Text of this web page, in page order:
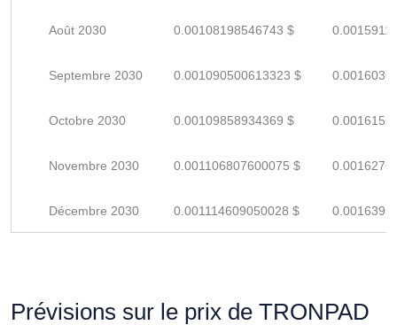
Août 2030 0.00108198546743 $
Septembre 2030 0.001090500613323 $
Octobre 2030 0.00109858934369 $
Novembre 2030 0.001106807600075 $
Décembre 2030 0.001114609050028 $
Prévisions sur le prix de TRONPAD